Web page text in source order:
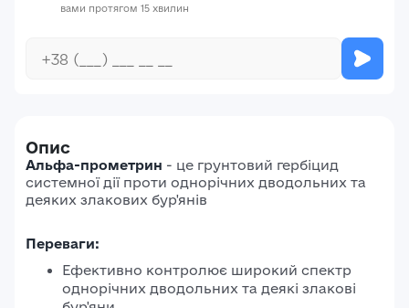
вами протягом 15 хвилин
Опис
Альфа-прометрин - це грунтовий гербіцид
системної дії проти однорічних дводольних та
деяких злакових бур'янів
Переваги:
Ефективно контролює широкий спектр
однорічних дводольних та деякі злакові